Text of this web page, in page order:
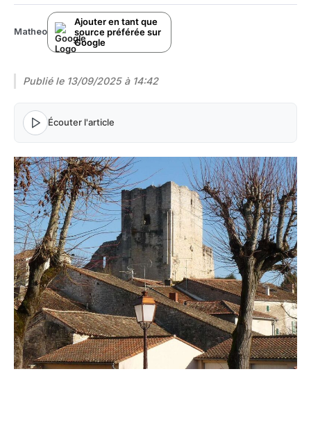
Matheo
Ajouter en tant que
source préférée sur
Google
Publié le 13/09/2025 à 14:42
Écouter l'article